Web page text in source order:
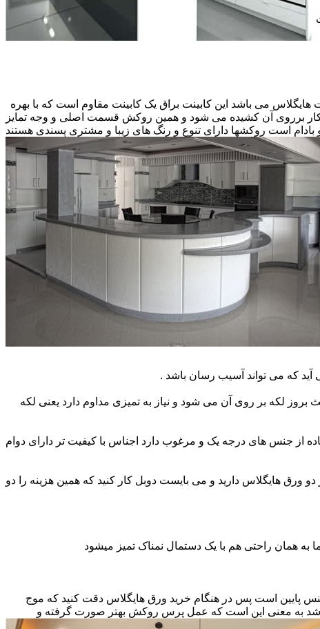
هایگلاس می باشد این کابینت براق یک کابینت مقاوم است که با بهره
کار برروی آن کشیده می شود و همین روکش قسمت اصلی و وجه تمایز
است روکشها دارای تنوع و رنگ های زیبا و مشتری پسندی هستند
که می تواند آسیب رسان باشد .
لکه بر روی آن می شود و نیاز به تمیزی مداوم دارد یعنی لکه
از جنس های درجه یک و مرغوب دارد اجناس با کیفیت تر دارای دوام
ورق هایگلاس دارید و می بایست دوبل کار کنید که همین هزینه را دو
همان راحتی هم با یک دستمال نمناک تمیز میشود
جنس پایین است پس در هنگام خرید ورق هایگلاس دقت کنید که موج
به معنی این است که عمل پرس روکش بهتر صورت گرفته و